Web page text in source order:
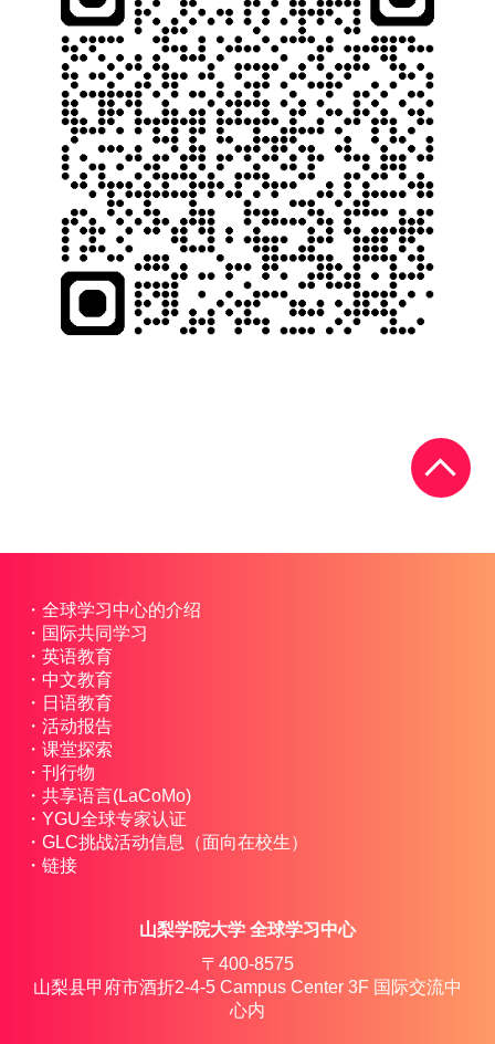
全球学习中心的介绍
国际共同学习
英语教育
中文教育
日语教育
活动报告
课堂探索
刊行物
共享语言(LaCoMo)
YGU全球专家认证
GLC挑战活动信息（面向在校生）
链接
山梨学院大学 全球学习中心
〒400-8575
山梨县甲府市酒折2-4-5 Campus Center 3F 国际交流中
心内